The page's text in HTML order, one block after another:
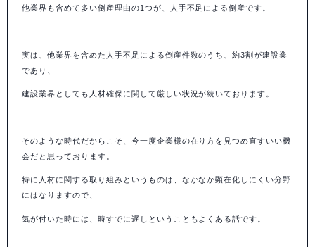
他業界も含めて多い倒産理由の1 つが、人手不足による倒産です。
実は、他業界を含めた人手不足による倒産件数のうち、約3割が建設業
であり、
建設業界としても人材確保に関して厳しい状況が続いております。
そのような時代だからこそ、今一度企業様の在り方を見つめ直すいい機
会だと思っております。
特に人材に関する取り組みというものは、なかなか顕在化しにくい分野
にはなりますので、
気が付いた時には、時すでに遅しということもよくある話です。